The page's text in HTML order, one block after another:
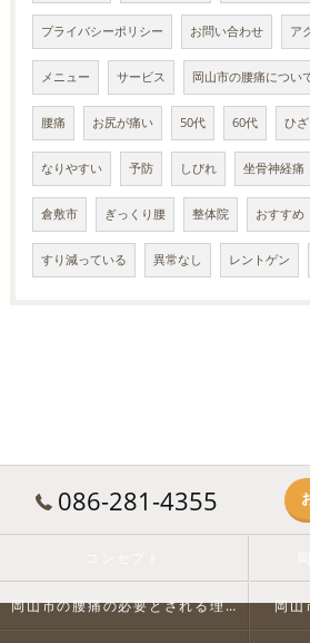
プライバシーポリシー お問い合わせ ア
メニュー サービス 岡山市の腰痛につい
腰痛 お尻が痛い 50代 60代 ひざ
なりやすい 予防 しびれ 坐骨神経痛
倉敷市 ぎっくり腰 整体院 おすすめ
すり減っている 異常なし レントゲン
086-281-4355
岡山市の腰痛の必要とされる理由 岡山